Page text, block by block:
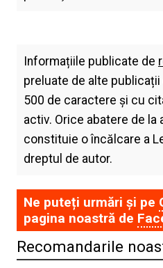
Informațiile publicate de
preluate de alte publicații
500 de caractere și cu
activ. Orice abatere de la
constituie o încălcare a
dreptul de autor.
Ne puteți urmări și pe
pagina noastră de
Recomandarile